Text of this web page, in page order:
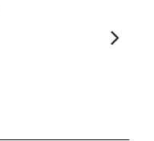
Prezzo